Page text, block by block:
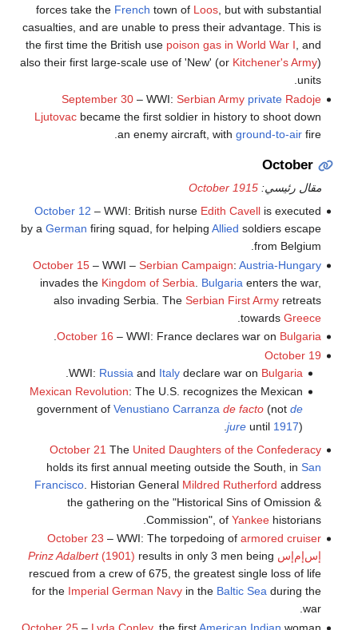
forces take the French town of Loos, but with substantial
casualties, and are unable to press their advantage. This is
the first time the British use poison gas in World War I, and
also their first large-scale use of 'New' (or Kitchener's Army)
units.
September 30– WWI: Serbian Army private Radoje
Ljutovacbecame the first soldier in history to shoot down
an enemy aircraft, with ground-to-airfire.
October
مقال رئيسي:October 1915
October 12 – WWI: British nurse Edith Cavellis executed
by a German firing squad, for helping Allied soldiers escape
from Belgium.
October 15– WWI – Serbian Campaign: Austria-Hungary
invades the Kingdom of Serbia Bulgaria enters the war,
also invading Serbia. The Serbian First Armyretreats
towards Greece
October 16 – WWI: France declares war on Bulgaria
October 19
WWI: Russia and Italy declare war on Bulgaria
.
Mexican Revolution: The U.S. recognizes the Mexican
government ofVenustiano Carranza de facto (notde
jure until 1917).
October 21 The United Daughters of the Confederacy
holds its first annual meeting outside the South, in San
Francisco. Historian General Mildred Rutherford address
the gathering on the "Historical Sins of Omission &
Commission", of Yankeehistorians.
October 23 – WWI: The torpedoing of armored cruiser
إس‌إم‌إس
Prinz Adalbert(1901) results in only 3 men being
rescued from a crew of 675, the greatest single loss of life
for the Imperial German Navyin the Baltic Seaduring the
war.
October 25– Lyda Conley, the firstAmerican Indian woman